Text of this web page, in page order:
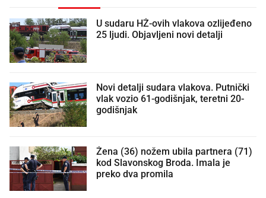
U sudaru HŽ-ovih vlakova ozlijeđeno
25 ljudi. Objavljeni novi detalji
Novi detalji sudara vlakova. Putnički
vlak vozio 61-godišnjak, teretni 20-
godišnjak
Žena (36) nožem ubila partnera (71)
kod Slavonskog Broda. Imala je
preko dva promila